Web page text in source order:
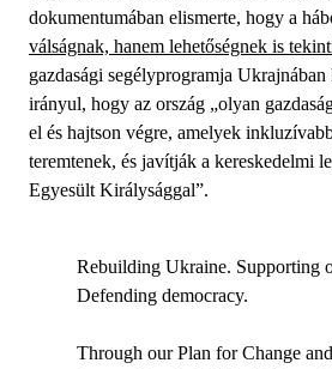
dokumentumában elismerte, hogy a
válságnak, hanem lehetőségnek is
gazdasági segélyprogramja Ukrajnában
irányul, hogy az ország „olyan
el és hajtson végre, amelyek
teremtenek, és javítják a kereskedelmi
Egyesült Királysággal”.
Rebuilding Ukraine. Supporting
Defending democracy.
Through our Plan for Change